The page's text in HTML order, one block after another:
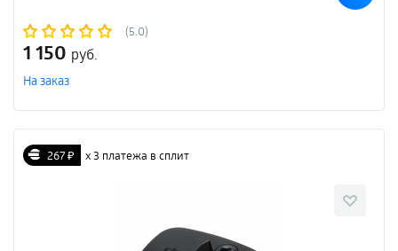
(5.0)
1 150 руб.
На заказ
267 ₽ х 3 платежа в сплит